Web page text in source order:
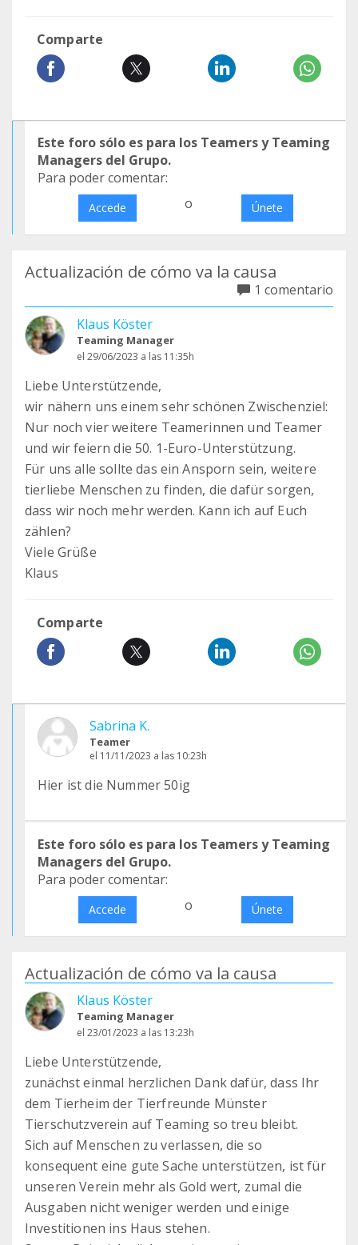
Comparte
Este foro sólo es para los Teamers y Teaming
Managers del Grupo.
Para poder comentar:
Accede o Únete
Actualización de cómo va la causa
1 comentario
Klaus Köster
Teaming Manager
el 29/06/2023 a las 11:35h
Liebe Unterstützende,
wir nähern uns einem sehr schönen Zwischenziel:
Nur noch vier weitere Teamerinnen und Teamer
und wir feiern die 50. 1-Euro-Unterstützung.
Für uns alle sollte das ein Ansporn sein, weitere
tierliebe Menschen zu finden, die dafür sorgen,
dass wir noch mehr werden. Kann ich auf Euch
zählen?
Viele Grüße
Klaus
Comparte
Sabrina K.
Teamer
el 11/11/2023 a las 10:23h
Hier ist die Nummer 50ig
Este foro sólo es para los Teamers y Teaming
Managers del Grupo.
Para poder comentar:
Accede o Únete
Actualización de cómo va la causa
Klaus Köster
Teaming Manager
el 23/01/2023 a las 13:23h
Liebe Unterstützende,
zunächst einmal herzlichen Dank dafür, dass Ihr
dem Tierheim der Tierfreunde Münster
Tierschutzverein auf Teaming so treu bleibt.
Sich auf Menschen zu verlassen, die so
konsequent eine gute Sache unterstützen, ist für
unseren Verein mehr als Gold wert, zumal die
Ausgaben nicht weniger werden und einige
Investitionen ins Haus stehen.